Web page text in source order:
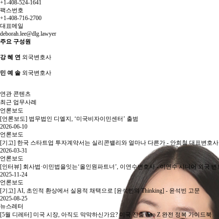
+1-408-524-1641
팩스번호
+1-408-716-2700
대표메일
deborah.lee@dlg.lawyer
주요 구성원
강 혜 연 외국변호사
민 예 솔 외국변호사
연관 콘텐츠
최근 업무사례
언론보도
[언론보도] 법무법인 디엘지, ‘미국비자이민센터’ 출범
2026-06-10
언론보도
[기고] 한국 스타트업 투자계약서는 실리콘밸리와 얼마나 다른가 - 안희철 대표변호사
2026-03-31
언론보도
[인터뷰] 회사법·이민법을잇는‘올인원파트너’, 이연수변호사 - 이연수 시니어 외국 변
2025-11-24
언론보도
[기고] AI, 초인적 환상에서 실용적 채택으로 [윤석빈의 Thinking] - 윤석빈 고문
2025-08-25
뉴스레터
[5월 디레터] 미국 시장, 아직도 막막하신가요? 미국 진출 A to Z 완전 정복 가이드북